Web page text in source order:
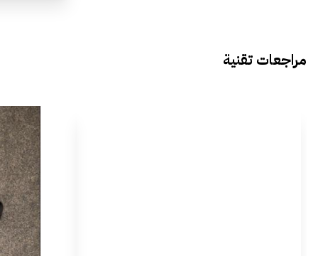
مراجعات تقنية